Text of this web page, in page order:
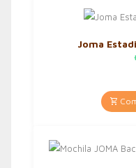
Joma